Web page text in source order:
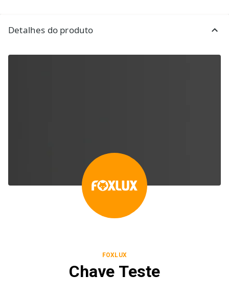
Detalhes do produto
FOXLUX
Chave Teste